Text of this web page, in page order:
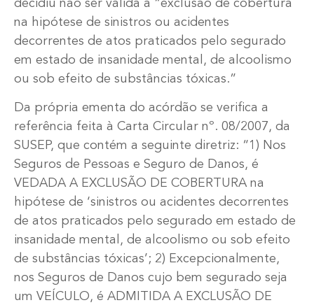
decidiu não ser válida a “exclusão de cobertura
na hipótese de sinistros ou acidentes
decorrentes de atos praticados pelo segurado
em estado de insanidade mental, de alcoolismo
ou sob efeito de substâncias tóxicas.”
Da própria ementa do acórdão se verifica a
referência feita à Carta Circular nº. 08/2007, da
SUSEP, que contém a seguinte diretriz: “1) Nos
Seguros de Pessoas e Seguro de Danos, é
VEDADA A EXCLUSÃO DE COBERTURA na
hipótese de ‘sinistros ou acidentes decorrentes
de atos praticados pelo segurado em estado de
insanidade mental, de alcoolismo ou sob efeito
de substâncias tóxicas’; 2) Excepcionalmente,
nos Seguros de Danos cujo bem segurado seja
um VEÍCULO, é ADMITIDA A EXCLUSÃO DE